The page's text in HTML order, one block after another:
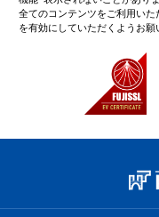
全てのコンテンツをご利用い
を有効にしていただくようお願